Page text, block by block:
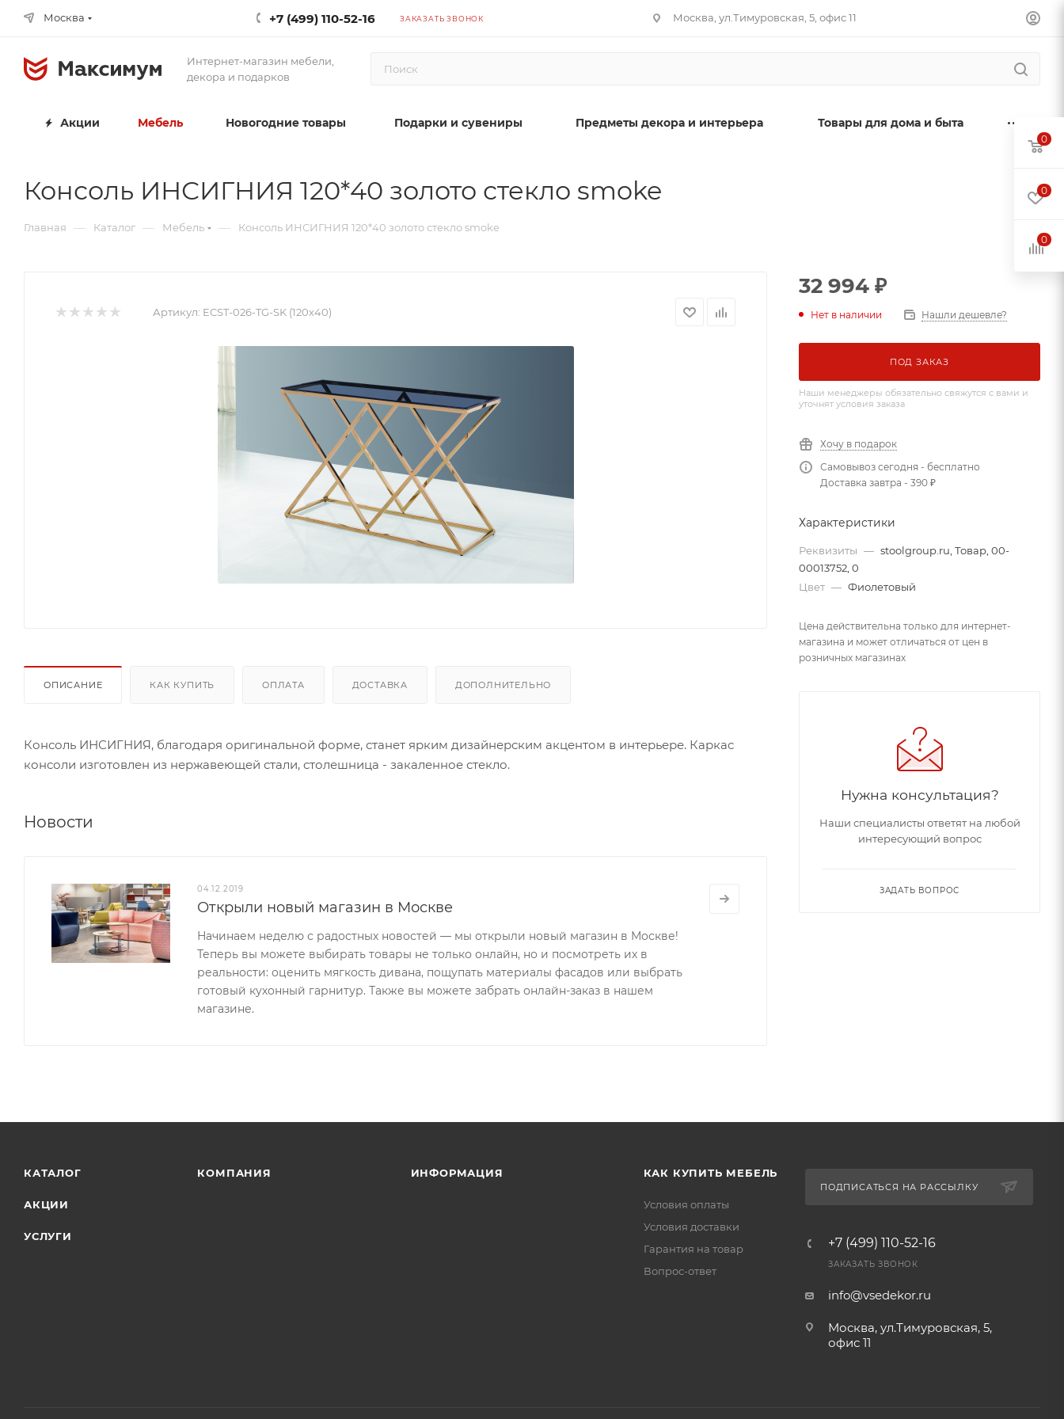
Москва +7 (499) 110-52-16 ЗАКАЗАТЬ ЗВОНОК Москва, ул.Тимуровская, 5, офис 11
Интернет-магазин мебели,
декора и подарков
Акции Мебель Новогодние товары Подарки и сувениры Предметы декора и интерьера Товары для дома и быта
Консоль ИНСИГНИЯ 120*40 золото стекло smoke
Главная — Каталог — Мебель — Консоль ИНСИГНИЯ 120*40 золото стекло smoke
Артикул: ECST-026-TG-SK (120x40)
ОПИСАНИЕ КАК КУПИТЬ ОПЛАТА ДОСТАВКА ДОПОЛНИТЕЛЬНО
Консоль ИНСИГНИЯ, благодаря оригинальной форме, станет ярким дизайнерским акцентом в интерьере. Каркас
консоли изготовлен из нержавеющей стали, столешница - закаленное стекло.
Новости
04.12.2019
Открыли новый магазин в Москве
Начинаем неделю с радостных новостей — мы открыли новый магазин в Москве!
Теперь вы можете выбирать товары не только онлайн, но и посмотреть их в
реальности: оценить мягкость дивана, пощупать материалы фасадов или выбрать
готовый кухонный гарнитур. Также вы можете забрать онлайн-заказ в нашем
магазине.
32 994 ₽
Нет в наличии Нашли дешевле?
ПОД ЗАКАЗ
Наши менеджеры обязательно свяжутся с вами и
уточнят условия заказа
Хочу в подарок
Самовывоз сегодня - бесплатно
Доставка завтра - 390 ₽
Характеристики
Реквизиты — stoolgroup.ru, Товар, 00-
00013752, 0
Цвет — Фиолетовый
Цена действительна только для интернет-
магазина и может отличаться от цен в
розничных магазинах
Нужна консультация?
Наши специалисты ответят на любой
интересующий вопрос
ЗАДАТЬ ВОПРОС
КАТАЛОГ
АКЦИИ
УСЛУГИ
КОМПАНИЯ ИНФОРМАЦИЯ КАК КУПИТЬ МЕБЕЛЬ
Условия оплаты
Условия доставки
Гарантия на товар
Вопрос-ответ
ПОДПИСАТЬСЯ НА РАССЫЛКУ
+7 (499) 110-52-16
ЗАКАЗАТЬ ЗВОНОК
info@vsedekor.ru
Москва, ул.Тимуровская, 5,
офис 11
0
0
0